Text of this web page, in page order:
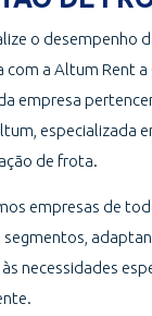
o desempenho
com a Altum Rent a
empresa
especializada
de frota.
empresas de
segmentos,
necessidades